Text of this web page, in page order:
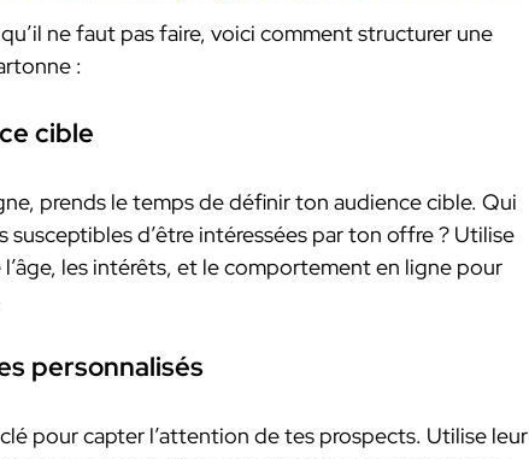
ne faut pas faire, voici comment structurer une
:
cible
prends le temps de définir ton audience cible. Qui
susceptibles d’être intéressées par ton offre ? Utilise
les intérêts, et le comportement en ligne pour
personnalisés
pour capter l’attention de tes prospects. Utilise leur